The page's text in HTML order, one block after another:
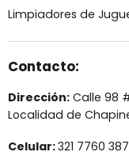
Limpiadores de
Contacto:
Dirección: Calle 98
Localidad de
Celular:321 7760 387